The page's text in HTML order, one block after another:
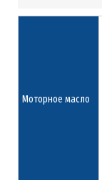
Моторное масло